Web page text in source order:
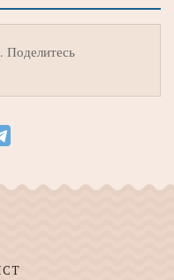
Поделитесь